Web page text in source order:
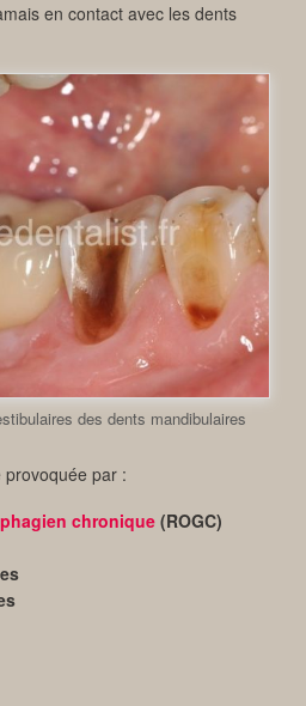
en contact avec les dents
des dents mandibulaires
provoquée par :
chronique (ROGC)